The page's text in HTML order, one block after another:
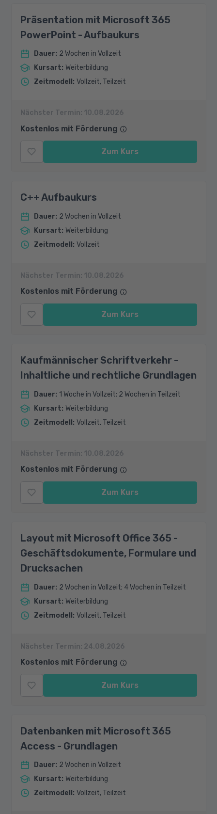
Präsentation mit Microsoft 365
PowerPoint - Aufbaukurs
Dauer: 2 Wochen in Vollzeit
Kursart: Weiterbildung
Zeitmodell : Vollzeit, Teilzeit
Nächster Termin: 10.08.2026
Kostenlos mit Förderung
Zum Kurs
C++ Aufbaukurs
Dauer: 2 Wochen in Vollzeit
Kursart: Weiterbildung
Zeitmodell : Vollzeit
Nächster Termin: 10.08.2026
Kostenlos mit Förderung
Zum Kurs
Kaufmännischer Schriftverkehr -
Inhaltliche und rechtliche Grundlagen
Dauer: 1 Woche in Vollzeit; 2 Wochen in Teilzeit
Kursart: Weiterbildung
Zeitmodell : Vollzeit, Teilzeit
Nächster Termin: 10.08.2026
Kostenlos mit Förderung
Zum Kurs
Layout mit Microsoft Office 365 -
Geschäftsdokumente, Formulare und
Drucksachen
Dauer: 2 Wochen in Vollzeit; 4 Wochen in Teilzeit
Kursart: Weiterbildung
Zeitmodell : Vollzeit, Teilzeit
Nächster Termin: 24.08.2026
Kostenlos mit Förderung
Zum Kurs
Datenbanken mit Microsoft 365
Access - Grundlagen
Dauer: 2 Wochen in Vollzeit
Kursart: Weiterbildung
Zeitmodell: Vollzeit, Teilzeit